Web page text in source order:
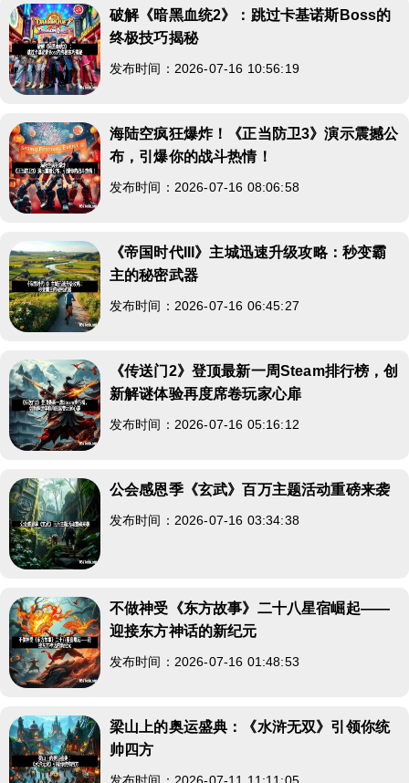
破解《暗黑血统2》：跳过卡基诺斯Boss的
终极技巧揭秘
发布时间：2026-07-16 10:56:19
海陆空疯狂爆炸！《正当防卫3》演示震撼公
布，引爆你的战斗热情！
发布时间：2026-07-16 08:06:58
《帝国时代III》主城迅速升级攻略：秒变霸
主的秘密武器
发布时间：2026-07-16 06:45:27
《传送门2》登顶最新一周Steam排行榜，创
新解谜体验再度席卷玩家心扉
发布时间：2026-07-16 05:16:12
公会感恩季《玄武》百万主题活动重磅来袭
发布时间：2026-07-16 03:34:38
不做神受《东方故事》二十八星宿崛起——
迎接东方神话的新纪元
发布时间：2026-07-16 01:48:53
梁山上的奥运盛典：《水浒无双》引领你统
帅四方